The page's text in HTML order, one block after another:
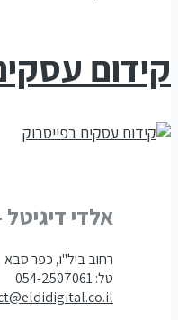
קידום
אלדי
רחוב ביל"ו, כפר סבא
טל: 054-2507061